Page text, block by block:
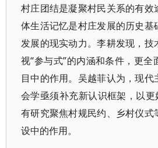
村庄团结是凝聚村民关系的有效
体生活记忆是村庄发展的历史基
发展的现实动力。李耕发现，技
视“参与式”的内涵和条件，更全
目中的作用。吴越菲认为，现代
会学亟须补充新认识框架，以更
有研究聚焦村规民约、乡村仪式
设中的作用。